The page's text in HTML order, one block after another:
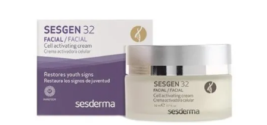
Mascotas
Protección solar
Higiene
Mascotas
Protección solar
Higiene